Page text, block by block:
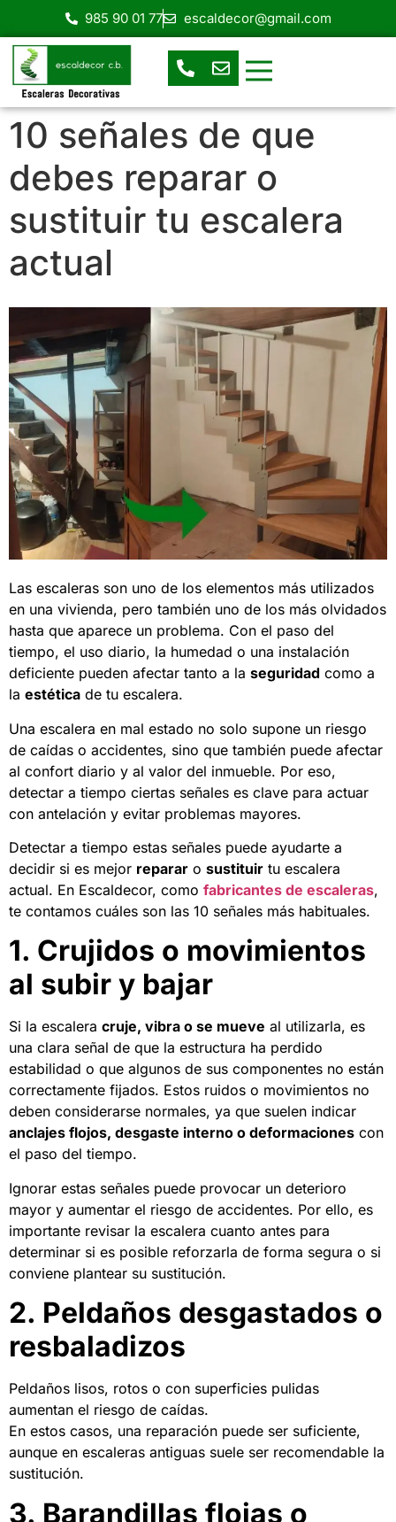
985 90 01 77 escaldecor@gmail.com
10 señales de que
debes reparar o
sustituir tu escalera
actual
Las escaleras son uno de los elementos más utilizados
en una vivienda, pero también uno de los más olvidados
hasta que aparece un problema. Con el paso del
tiempo, el uso diario, la humedad o una instalación
deficiente pueden afectar tanto a la seguridad como a
la estética de tu escalera.
Una escalera en mal estado no solo supone un riesgo
de caídas o accidentes, sino que también puede afectar
al confort diario y al valor del inmueble. Por eso,
detectar a tiempo ciertas señales es clave para actuar
con antelación y evitar problemas mayores.
Detectar a tiempo estas señales puede ayudarte a
decidir si es mejor reparar o sustituir tu escalera
actual. En Escaldecor, como fabricantes de escaleras,
te contamos cuáles son las 10 señales más habituales.
1. Crujidos o movimientos
al subir y bajar
Si la escalera cruje, vibra o se mueve al utilizarla, es
una clara señal de que la estructura ha perdido
estabilidad o que algunos de sus componentes no están
correctamente fijados. Estos ruidos o movimientos no
deben considerarse normales, ya que suelen indicar
anclajes flojos, desgaste interno o deformaciones con
el paso del tiempo.
Ignorar estas señales puede provocar un deterioro
mayor y aumentar el riesgo de accidentes. Por ello, es
importante revisar la escalera cuanto antes para
determinar si es posible reforzarla de forma segura o si
conviene plantear su sustitución.
2. Peldaños desgastados o
resbaladizos
Peldaños lisos, rotos o con superficies pulidas
aumentan el riesgo de caídas.
En estos casos, una reparación puede ser suficiente,
aunque en escaleras antiguas suele ser recomendable la
sustitución.
3. Barandillas flojas o